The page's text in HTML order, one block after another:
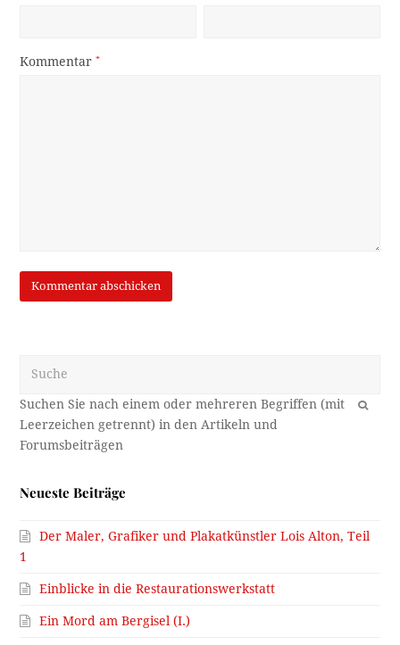
Kommentar*
OK
Neueste Beiträge
Der Maler, Grafiker und Plakatkünstler Lois Alton, Teil
1
Einblicke in die Restaurationswerkstatt
Ein Mord am Bergisel (I.)